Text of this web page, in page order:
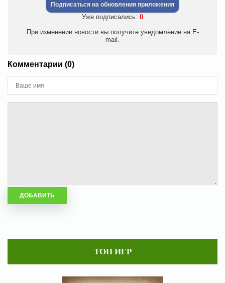
Подписаться на обновления приложения
Уже подписались: 0
При изменении новости вы получите уведомление на E-
mail.
Комментарии (0)
ТОП ИГР